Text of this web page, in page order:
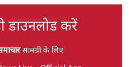
डाउनलोड करें
सामग्री के लिए